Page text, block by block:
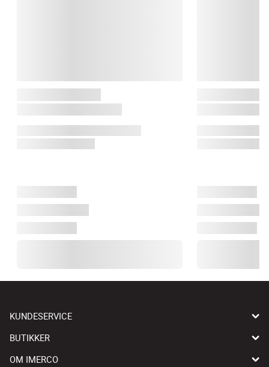
KUNDESERVICE
BUTIKKER
OM IMERCO